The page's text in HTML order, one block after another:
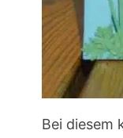
Bei diesem